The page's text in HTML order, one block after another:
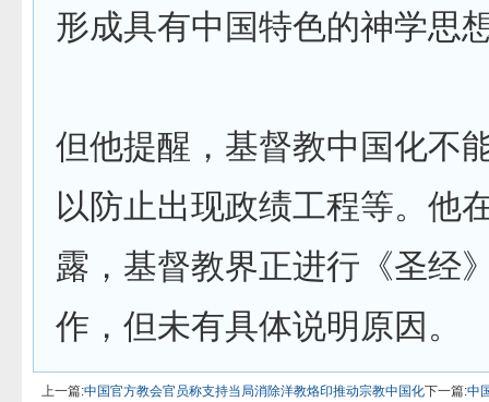
形成具有中国特色的神学思
但他提醒，基督教中国化不
以防止出现政绩工程等。他
露，基督教界正进行《圣经
作，但未有具体说明原因。
上一篇:中国官方教会官员称支持当局消除洋教烙印推动宗教中国化下一篇:中